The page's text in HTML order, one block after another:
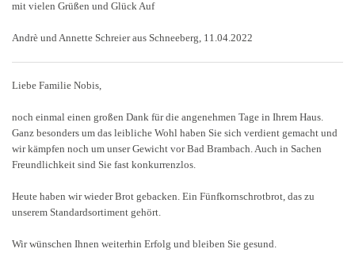
mit vielen Grüßen und Glück Auf
Andrè und Annette Schreier aus Schneeberg, 11.04.2022
Liebe Familie Nobis,
noch einmal einen großen Dank für die angenehmen Tage in Ihrem Haus.
Ganz besonders um das leibliche Wohl haben Sie sich verdient gemacht und
wir kämpfen noch um unser Gewicht vor Bad Brambach. Auch in Sachen
Freundlichkeit sind Sie fast konkurrenzlos.
Heute haben wir wieder Brot gebacken. Ein Fünfkornschrotbrot, das zu
unserem Standardsortiment gehört.
Wir wünschen Ihnen weiterhin Erfolg und bleiben Sie gesund.